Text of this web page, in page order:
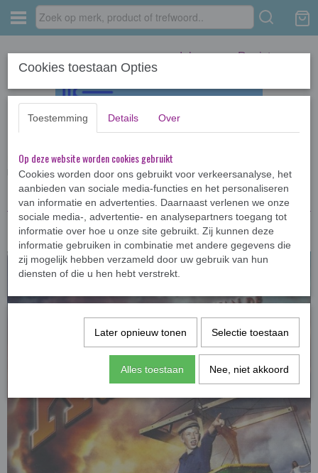
Inloggen Registreren
Home › CD-Luisterboeken › De schippers van de Kameleon - 3+1 CD-
luisterboek
Cookies toestaan Opties
Toestemming Details Over
Op deze website worden cookies gebruikt
Cookies worden door ons gebruikt voor verkeersanalyse, het
aanbieden van sociale media-functies en het personaliseren
van informatie en advertenties. Daarnaast verlenen we onze
sociale media-, advertentie- en analysepartners toegang tot
informatie over hoe u onze site gebruikt. Zij kunnen deze
informatie gebruiken in combinatie met andere gegevens die
zij mogelijk hebben verzameld door uw gebruik van hun
diensten of die u hen hebt verstrekt.
Later opnieuw tonen Selectie toestaan
Alles toestaan Nee, niet akkoord